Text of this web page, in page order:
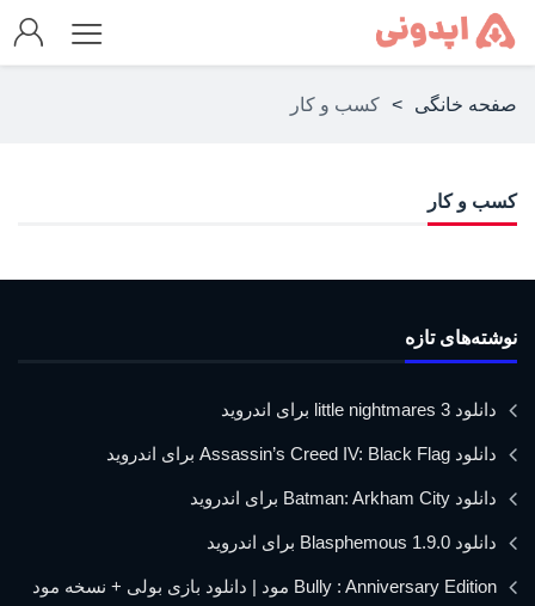
صفحه خانگی > کسب و کار
کسب و کار
نوشته‌های تازه
دانلود little nightmares 3 برای اندروید
دانلود Assassin’s Creed IV: Black Flag برای اندروید
دانلود Batman: Arkham City برای اندروید
دانلود Blasphemous 1.9.0 برای اندروید
Bully : Anniversary Edition مود | دانلود بازی بولی + نسخه مود